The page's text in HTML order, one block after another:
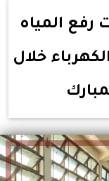
رفع المياه
خلال